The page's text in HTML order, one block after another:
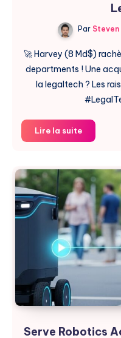
Par Steven
🚀 Harvey (8 Md$)
departments ! Une
la legaltech ? Les
Lire la suiteHarvey
Acquiert
et
Accélère
en
Serve Robotics